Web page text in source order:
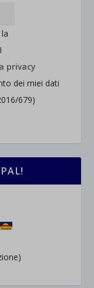
privacy
dei miei dati
679)